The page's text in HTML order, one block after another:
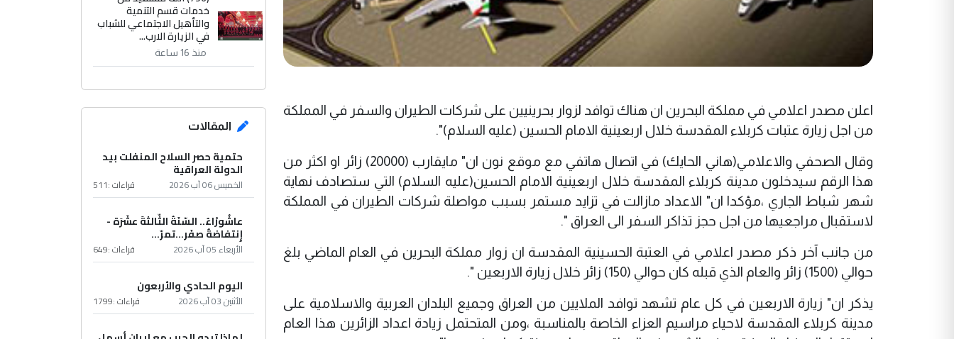
اعلن مصدر اعلامي في مملكة البحرين ان هناك توافد لزوار بحرينيين على شركات الطيران والسفر في المملكة
من اجل زيارة عتبات كربلاء المقدسة خلال اربعينية الامام الحسين (عليه السلام)".
وقال الصحفي والاعلامي(هاني الحايك) في اتصال هاتفي مع موقع نون ان" مايقارب (20000) زائر او اكثر من
هذا الرقم سيدخلون مدينة كربلاء المقدسة خلال اربعينية الامام الحسين(عليه السلام) التي ستصادف نهاية
شهر شباط الجاري ،مؤكدا ان" الاعداد مازالت في تزايد مستمر بسبب مواصلة شركات الطيران في المملكة
لاستقبال مراجعيها من اجل حجز تذاكر السفر الى العراق ".
من جانب آخر ذكر مصدر اعلامي في العتبة الحسينية المقدسة ان زوار مملكة البحرين في العام الماضي بلغ
حوالي (1500) زائر والعام الذي قبله كان حوالي (150) زائر خلال زيارة الاربعين ".
يذكر ان" زيارة الاربعين في كل عام تشهد توافد الملايين من العراق وجميع البلدان العربية والاسلامية على
مدينة كربلاء المقدسة لاحياء مراسيم العزاء الخاصة بالمناسبة ،ومن المتحتمل زيادة اعداد الزائرين هذا العام
خدمات قسم التنمية
والتأهيل الاجتماعي للشباب
في الزيارة الارب...
منذ 16 ساعة
المقالات
حتمية حصر السلاح المنفلت بيد
الدولة العراقية
الخميس 06 آب 2026 قراءات :511
عاشُورْاءُ.. السّنَةُ الثّالثةَ عشَرَة -
إِنتفاضةُ صفَر…تمرّ...
الأربعاء 05 آب 2026 قراءات :649
اليوم الحادي والأربعون
الأثنين 03 آب 2026 قراءات :1799